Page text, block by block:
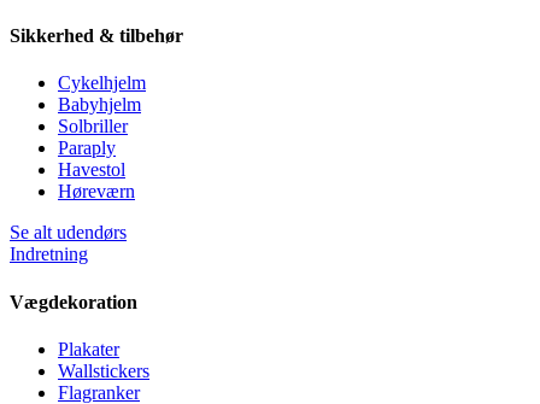
Sikkerhed & tilbehør
Cykelhjelm
Babyhjelm
Solbriller
Paraply
Havestol
Høreværn
Se alt udendørs
Indretning
Vægdekoration
Plakater
Wallstickers
Flagranker